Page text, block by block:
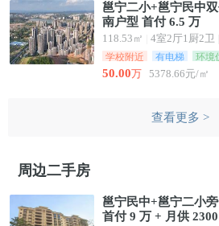
邕宁二小+邕宁民中
南户型 首付 6.5 万
118.53㎡ 4室2厅1厨2卫
学校附近 有电梯 环境
50.00万 5378.66元/㎡
查看更多 >
周边二手房
邕宁民中+邕宁二小
首付 9 万 + 月供 2300